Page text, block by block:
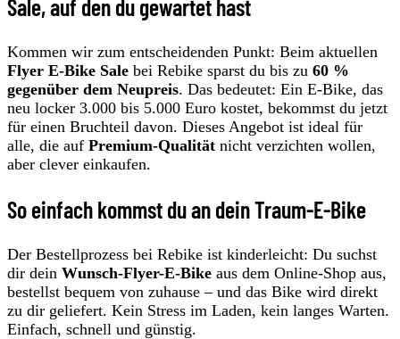
Sale, auf den du gewartet hast
Kommen wir zum entscheidenden Punkt: Beim aktuellen
Flyer E-Bike Sale bei Rebike sparst du bis zu 60 %
gegenüber dem Neupreis. Das bedeutet: Ein E-Bike, das
neu locker 3.000 bis 5.000 Euro kostet, bekommst du jetzt
für einen Bruchteil davon. Dieses Angebot ist ideal für
alle, die auf Premium-Qualität nicht verzichten wollen,
aber clever einkaufen.
So einfach kommst du an dein Traum-E-Bike
Der Bestellprozess bei Rebike ist kinderleicht: Du suchst
dir dein Wunsch-Flyer-E-Bike aus dem Online-Shop aus,
bestellst bequem von zuhause – und das Bike wird direkt
zu dir geliefert. Kein Stress im Laden, kein langes Warten.
Einfach, schnell und günstig.